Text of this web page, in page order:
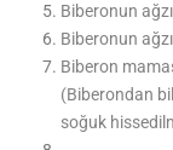
Biberonun
Biberonun
Biberon
(Biberondan
soğuk